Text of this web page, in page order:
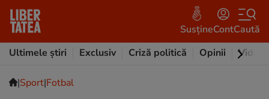
SusțineContCaută
Ultimele știri
Exclusiv Criză politică Opinii Video
|Sport|Fotbal